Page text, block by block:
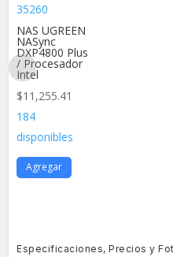
35260
NAS UGREEN
NASync
DXP4800 Plus
/ Procesador
Intel
$11,255.41
184
disponibles
Agregar
Especificaciones, Precios y